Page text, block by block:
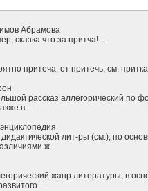
Абрамова
сказка что за притча!…
притеча, от притечь; см.
рассказ аллегорический по
в…
лит-ры (см.), по
ж…
жанр литературы, в